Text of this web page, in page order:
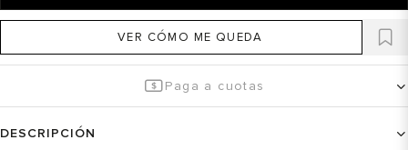
VER CÓMO ME QUEDA
Paga a cuotas
DESCRIPCIÓN